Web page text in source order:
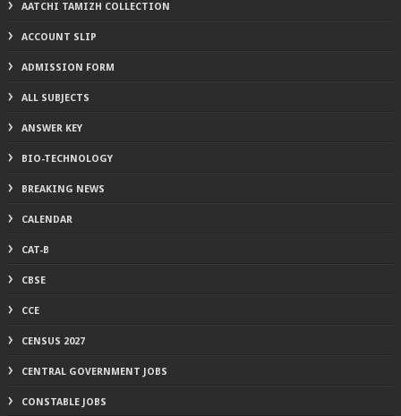
AATCHI TAMIZH COLLECTION
ACCOUNT SLIP
ADMISSION FORM
ALL SUBJECTS
ANSWER KEY
BIO-TECHNOLOGY
BREAKING NEWS
CALENDAR
CAT-B
CBSE
CCE
CENSUS 2027
CENTRAL GOVERNMENT JOBS
CONSTABLE JOBS